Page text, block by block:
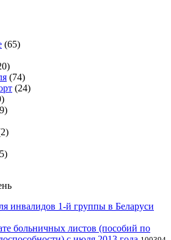
(65)
(74)
(24)
инвалидов 1-й группы в Беларуси
больничных листов (пособий по